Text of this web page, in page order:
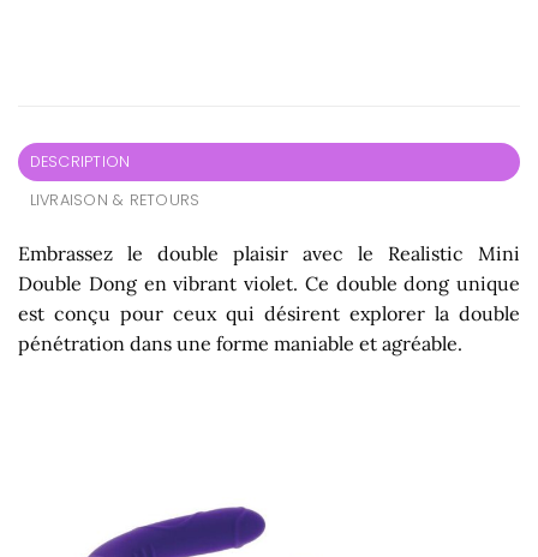
DESCRIPTION
LIVRAISON & RETOURS
Embrassez le double plaisir avec le Realistic Mini
Double Dong en vibrant violet. Ce double dong unique
est conçu pour ceux qui désirent explorer la double
pénétration dans une forme maniable et agréable.